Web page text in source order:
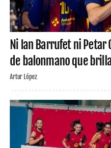
Ni Ian Barrufet ni Petar
de balonmano que
Artur López